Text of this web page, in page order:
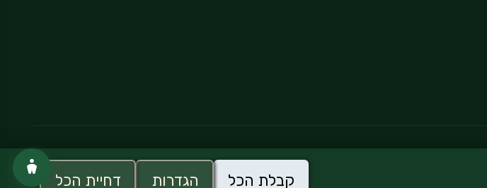
מדיניות פרטיות
קבלת הכל הגדרות דחיית הכל